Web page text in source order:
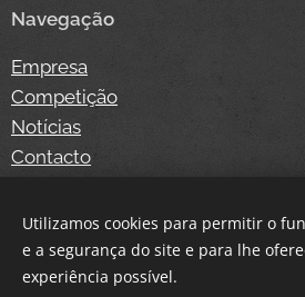
Navegação
Empresa
Competição
Notícias
Contacto
Login
Utilizamos cookies para permitir o
e a segurança do site e para lhe
experiência possível.